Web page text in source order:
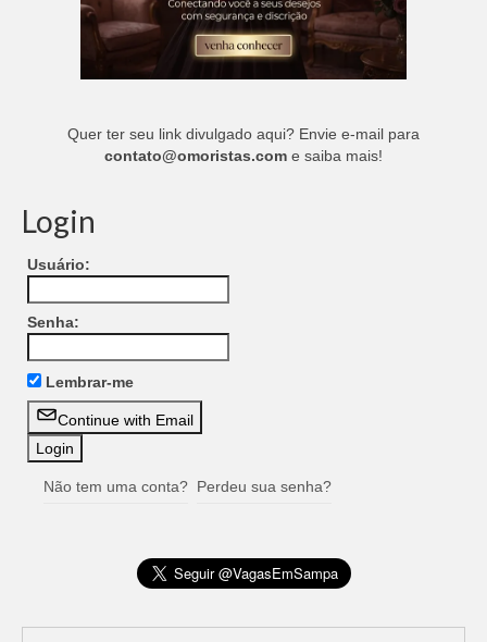
Quer ter seu link divulgado aqui? Envie e-mail para
contato@omoristas.com e saiba mais!
Login
Usuário:
Senha:
Lembrar-me
Continue with Email
Não tem uma conta? Perdeu sua senha?